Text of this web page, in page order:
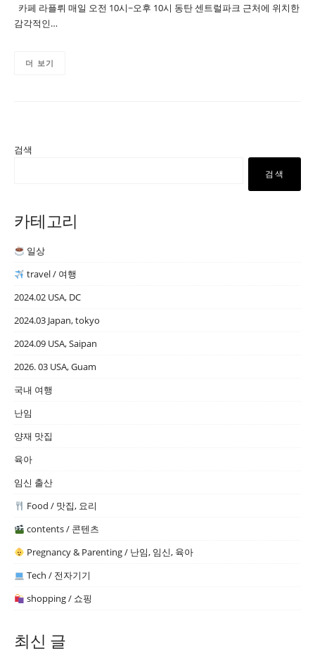
카페 라플뤼 매일 오전 10시~오후 10시 동탄 센트럴파크 근처에 위치한
감각적인…
더 보기
검색
검색
카테고리
일상
travel / 여행
2024.02 USA, DC
2024.03 Japan, tokyo
2024.09 USA, Saipan
2026. 03 USA, Guam
국내 여행
난임
양재 맛집
육아
임신 출산
Food / 맛집, 요리
contents / 콘텐츠
Pregnancy & Parenting / 난임, 임신, 육아
Tech / 전자기기
shopping / 쇼핑
최신 글